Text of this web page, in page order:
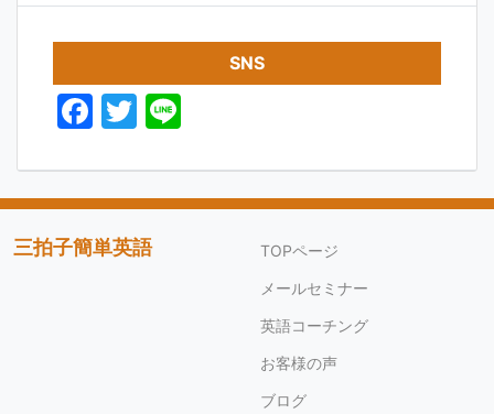
SNS
F
c
e
b
T
itt
er
e
三拍子簡単英語
TOPページ
メールセミナー
英語コーチング
お客様の声
ブログ